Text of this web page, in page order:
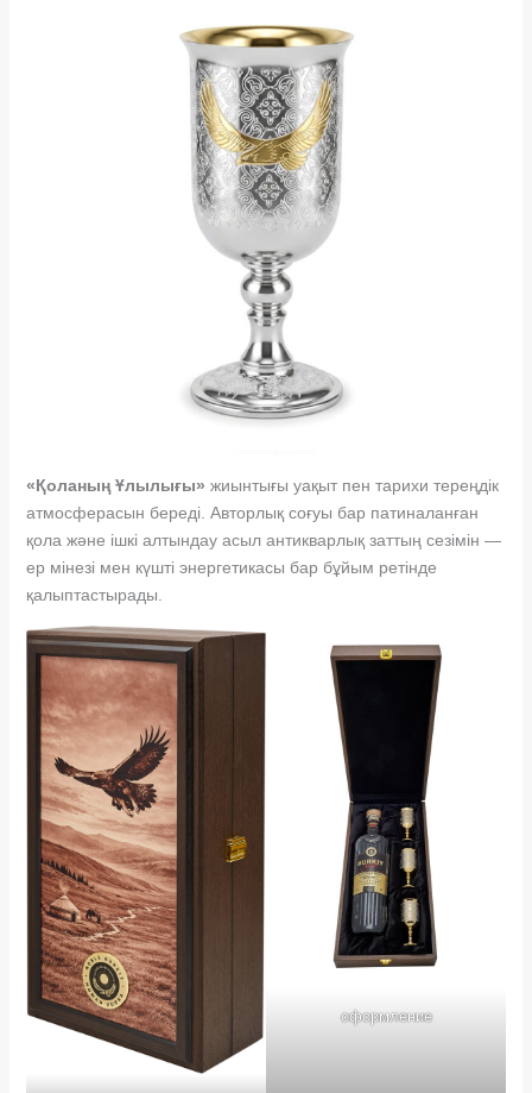
«Қоланың Ұлылығы» жиынтығы уақыт пен тарихи тереңдік
атмосферасын береді. Авторлық соғуы бар патиналанған
қола және ішкі алтындау асыл антикварлық заттың сезімін —
ер мінезі мен күшті энергетикасы бар бұйым ретінде
қалыптастырады.
оформление